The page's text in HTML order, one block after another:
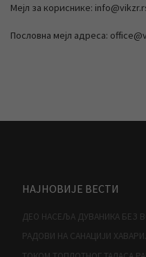
Мејл за кориснике:
Пословна мејл адреса:
НАЈНОВИЈЕ ВЕСТИ
ДЕО НАСЕЉА ДУВАНИКА БЕЗ
РАДОВИ НА САНАЦИЈИ